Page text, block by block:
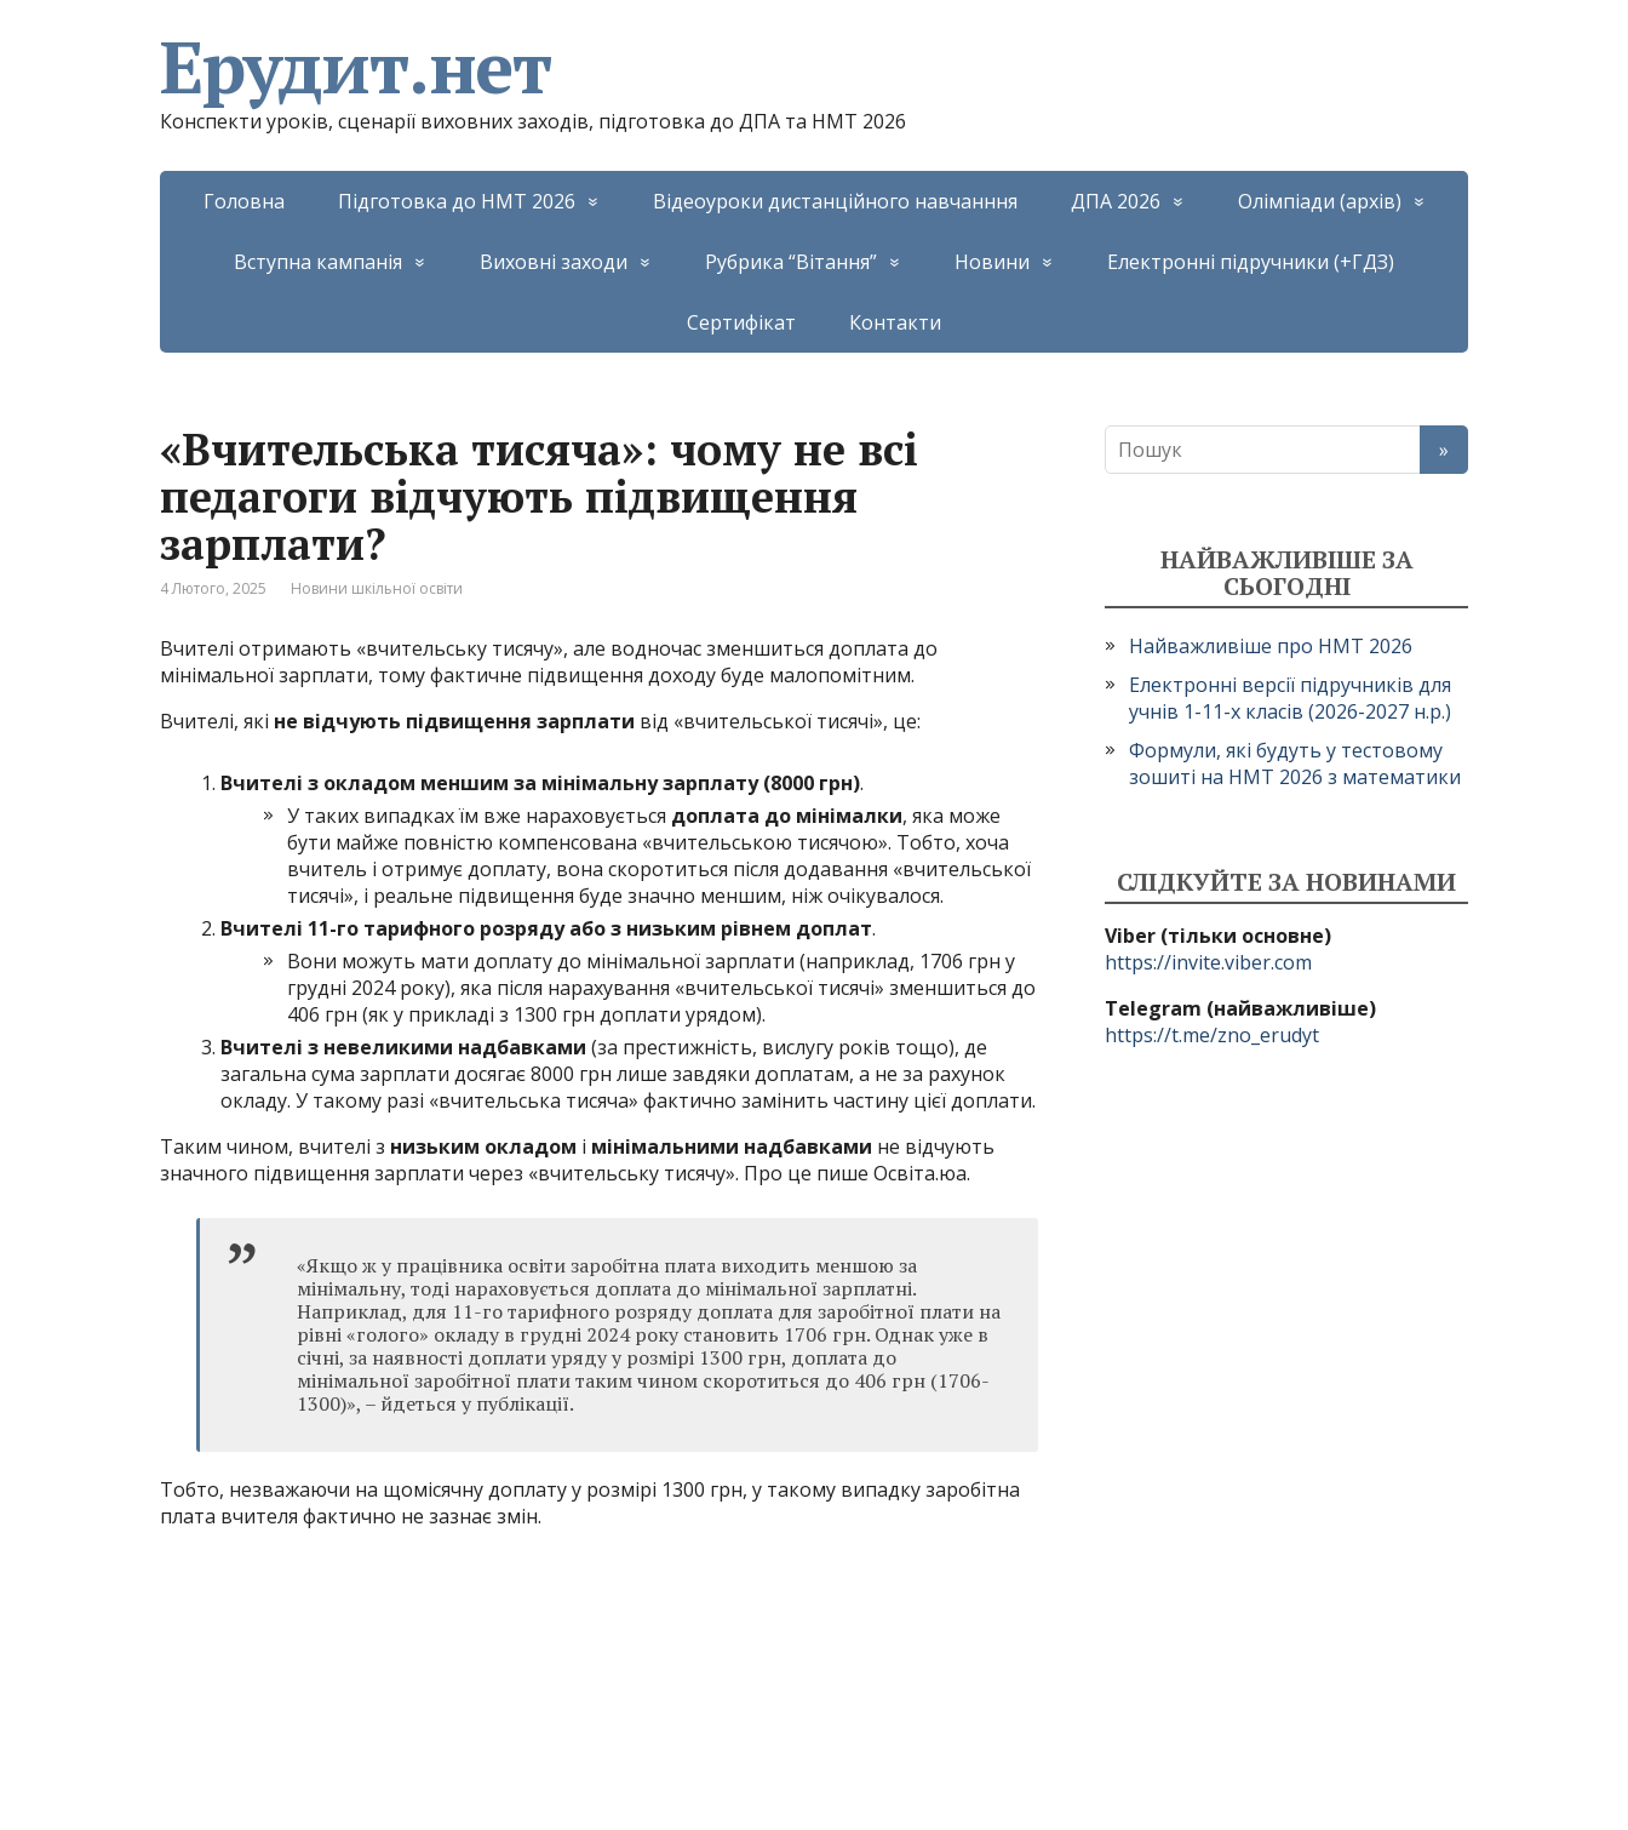
Ерудит.нет
Конспекти уроків, сценарії виховних заходів, підготовка до ДПА та НМТ 2026
Головна Підготовка до НМТ 2026 Відеоуроки дистанційного навчанння ДПА 2026 Олімпіади (архів)
Вступна кампанія Виховні заходи Рубрика “Вітання” Новини Електронні підручники (+ГДЗ)
Сертифікат Контакти
«Вчительська тисяча»: чому не всі
педагоги відчують підвищення
зарплати?
4 Лютого, 2025 Новини шкільної освіти
Вчителі отримають «вчительську тисячу», але водночас зменшиться доплата до
мінімальної зарплати, тому фактичне підвищення доходу буде малопомітним.
Вчителі, які не відчують підвищення зарплати від «вчительської тисячі», це:
Вчителі з окладом меншим за мінімальну зарплату (8000 грн).
У таких випадках їм вже нараховується доплата до мінімалки, яка може
бути майже повністю компенсована «вчительською тисячою». Тобто, хоча
вчитель і отримує доплату, вона скоротиться після додавання «вчительської
тисячі», і реальне підвищення буде значно меншим, ніж очікувалося.
Вчителі 11-го тарифного розряду або з низьким рівнем доплат.
Вони можуть мати доплату до мінімальної зарплати (наприклад, 1706 грн у
грудні 2024 року), яка після нарахування «вчительської тисячі» зменшиться до
406 грн (як у прикладі з 1300 грн доплати урядом).
Вчителі з невеликими надбавками (за престижність, вислугу років тощо), де
загальна сума зарплати досягає 8000 грн лише завдяки доплатам, а не за рахунок
окладу. У такому разі «вчительська тисяча» фактично замінить частину цієї доплати.
Таким чином, вчителі з низьким окладом і мінімальними надбавками не відчують
значного підвищення зарплати через «вчительську тисячу». Про це пише Освіта.юа.
«Якщо ж у працівника освіти заробітна плата виходить меншою за
мінімальну, тоді нараховується доплата до мінімальної зарплатні.
Наприклад, для 11-го тарифного розряду доплата для заробітної плати на
рівні «голого» окладу в грудні 2024 року становить 1706 грн. Однак уже в
січні, за наявності доплати уряду у розмірі 1300 грн, доплата до
мінімальної заробітної плати таким чином скоротиться до 406 грн (1706-
1300)», – йдеться у публікації.
Тобто, незважаючи на щомісячну доплату у розмірі 1300 грн, у такому випадку заробітна
плата вчителя фактично не зазнає змін.
НАЙВАЖЛИВІШЕ ЗА
СЬОГОДНІ
Найважливіше про НМТ 2026
Електронні версії підручників для
учнів 1-11-х класів (2026-2027 н.р.)
Формули, які будуть у тестовому
зошиті на НМТ 2026 з математики
СЛІДКУЙТЕ ЗА НОВИНАМИ
Viber (тільки основне)
https://invite.viber.com
Telegram (найважливіше)
https://t.me/zno_erudyt